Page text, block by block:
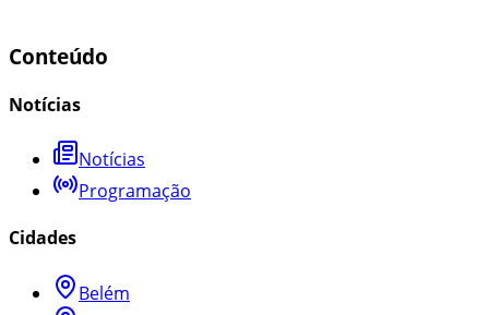
Conteúdo
Notícias
Notícias
Programação
Cidades
Belém